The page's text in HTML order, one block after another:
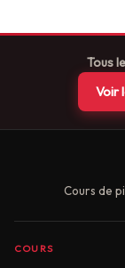
Tous
Voir
Cours de
COURS